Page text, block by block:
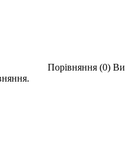
Порівняння (0) Ви